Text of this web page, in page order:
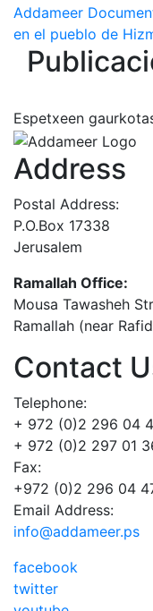
Addameer
en el pueblo de
Espetxeen
Address
Postal Address:
P.O.Box 17338
Jerusalem
Ramallah Office:
Mousa Tawasheh
Ramallah (near
Contact
Telephone:
+ 972 (0)2 296 04
+ 972 (0)2 297 01
Fax:
+972 (0)2 296 04
Email Address:
info@addameer.ps
facebook
twitter